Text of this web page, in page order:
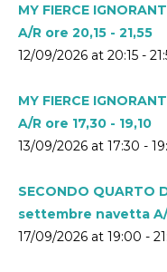
MY FIERCE
A/R ore 20,15 - 21,55
12/09/2026 at 20:15 -
MY FIERCE
A/R ore 17,30 - 19,10
13/09/2026 at 17:30 -
SECONDO QUARTO
settembre navetta A/
17/09/2026 at 19:00 -